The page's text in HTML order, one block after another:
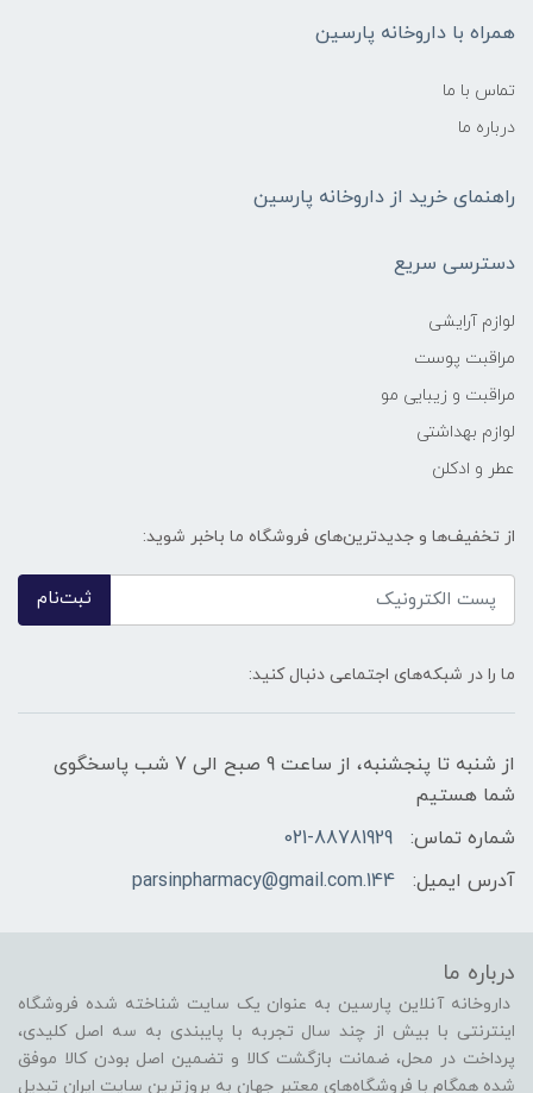
همراه با داروخانه پارسین
تماس با ما
درباره ما
راهنمای خرید از داروخانه پارسین
دسترسی سریع
لوازم آرایشی
مراقبت پوست
مراقبت و زیبایی مو
لوازم بهداشتی
عطر و ادکلن
از تخفیف‌ها و جدیدترین‌های فروشگاه ما باخبر شوید:
ثبت‌نام
ما را در شبکه‌های اجتماعی دنبال کنید:
از شنبه تا پنجشنبه، از ساعت 9 صبح الی 7 شب پاسخگوی
شما هستیم
شماره تماس:
021-88781929
آدرس ایمیل:
144.parsinpharmacy@gmail.com
درباره ما
داروخانه آنلاین پارسین به عنوان یک سایت شناخته شده فروشگاه
اینترنتی با بیش از چند سال تجربه با پایبندی به سه اصل کلیدی،
پرداخت در محل، ضمانت بازگشت کالا و تضمین اصل بودن کالا موفق
شده همگام با فروشگاه‌های معتبر جهان به بروزترین سایت ایران تبدیل